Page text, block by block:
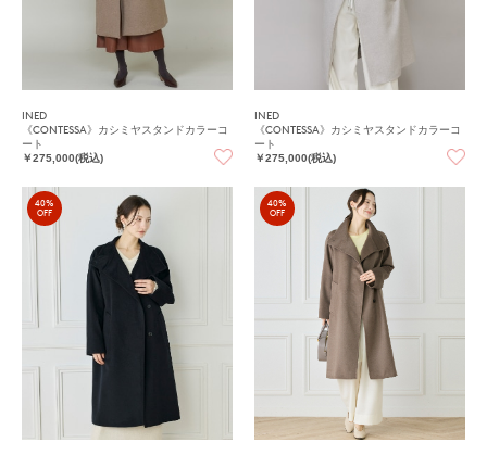
INED
《CONTESSA》カシミヤスタンドカラーコ
ート
￥275,000(税込)
INED
《CONTESSA》カシミヤスタンドカラーコ
ート
￥275,000(税込)
40%
OFF
40%
OFF